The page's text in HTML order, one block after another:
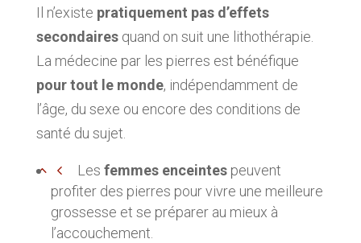
Il n’existe pratiquement pas d’effets
secondairesquand on suit une lithothérapie.
La médecine par les pierres est bénéfique
pour tout le monde, indépendamment de
l’âge, du sexe ou encore des conditions de
santé du sujet.
Les femmes enceintes peuvent
profiter des pierres pour vivre une meilleure
grossesse et se préparer au mieux à
l’accouchement.